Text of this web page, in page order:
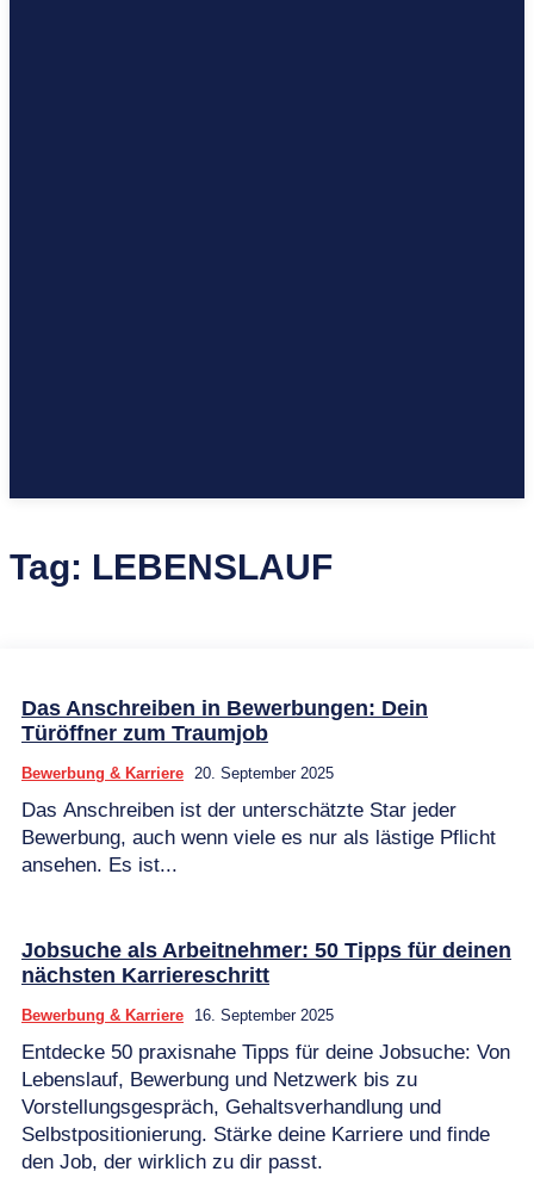
Tag: LEBENSLAUF
Das Anschreiben in Bewerbungen: Dein
Türöffner zum Traumjob
Bewerbung & Karriere 20. September 2025
Das Anschreiben ist der unterschätzte Star jeder
Bewerbung, auch wenn viele es nur als lästige Pflicht
ansehen. Es ist...
Jobsuche als Arbeitnehmer: 50 Tipps für deinen
nächsten Karriereschritt
Bewerbung & Karriere 16. September 2025
Entdecke 50 praxisnahe Tipps für deine Jobsuche: Von
Lebenslauf, Bewerbung und Netzwerk bis zu
Vorstellungsgespräch, Gehaltsverhandlung und
Selbstpositionierung. Stärke deine Karriere und finde
den Job, der wirklich zu dir passt.